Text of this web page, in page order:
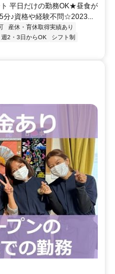
平日だけの勤務OK★昼食が
♪資格や経験不問☆2023...
産休・育休取得実績あり
週2・3日からOK
シフト制